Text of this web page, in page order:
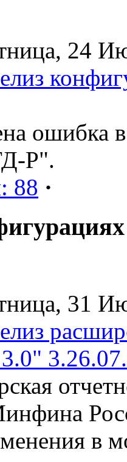
24
ошибка
Р".
88 ·
31
3.0"
в